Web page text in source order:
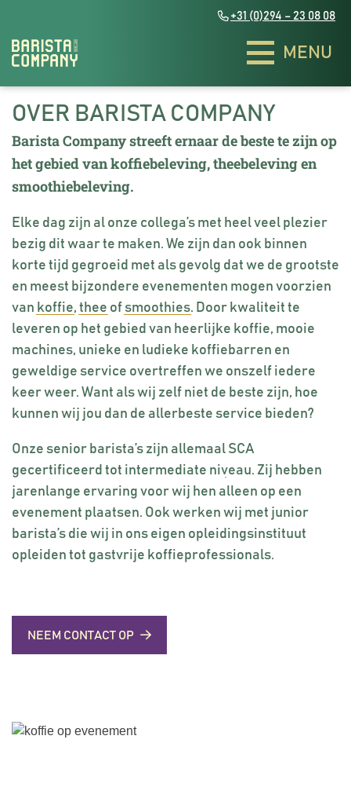
+31 (0)294 – 23 08 08
OVER BARISTA COMPANY
Barista Company streeft ernaar de beste te zijn op
het gebied van koffiebeleving, theebeleving en
smoothiebeleving.
Elke dag zijn al onze collega’s met heel veel plezier
bezig dit waar te maken. We zijn dan ook binnen
korte tijd gegroeid met als gevolg dat we de grootste
en meest bijzondere evenementen mogen voorzien
van koffie, thee of smoothies. Door kwaliteit te
leveren op het gebied van heerlijke koffie, mooie
machines, unieke en ludieke koffiebarren en
geweldige service overtreffen we onszelf iedere
keer weer. Want als wij zelf niet de beste zijn, hoe
kunnen wij jou dan de allerbeste service bieden?
Onze senior barista’s zijn allemaal SCA
gecertificeerd tot intermediate niveau. Zij hebben
jarenlange ervaring voor wij hen alleen op een
evenement plaatsen. Ook werken wij met junior
barista’s die wij in ons eigen opleidingsinstituut
opleiden tot gastvrije koffieprofessionals.
NEEM CONTACT OP
Zakelijke evenementen
Bakfietsen
Bulli & The Ariba
Piaggio Coffee Trucks
Groovy Coffee truck
Coffee barn
The fourgonnette Coffee Truck
Reflect Trailer
Onze Counters
Industriële counters
Exclusieve theebar
Smoothies & Juices
Bedrukte koffiebekers
Infused water
Lekkere trek
Macarons & Chocolade
Contact
Duurzaamheid
Het team
Over onze koffie en thee
Over onze Barista’s
Vacatures
NL EN
OFFERTE AANVRAGEN
Zakelijke evenementen
Bakfietsen
Bulli & The Ariba
Piaggio Coffee Trucks
Groovy Coffee truck
Coffee barn
The fourgonnette Coffee Truck
Reflect Trailer
Onze Counters
Industriële counters
Exclusieve theebar
Smoothies & Juices
Bedrukte koffiebekers
Infused water
Lekkere trek
Macarons & Chocolade
Contact
Duurzaamheid
Het team
Over onze koffie en thee
Over onze Barista’s
Vacatures
NL EN
OFFERTE AANVRAGEN